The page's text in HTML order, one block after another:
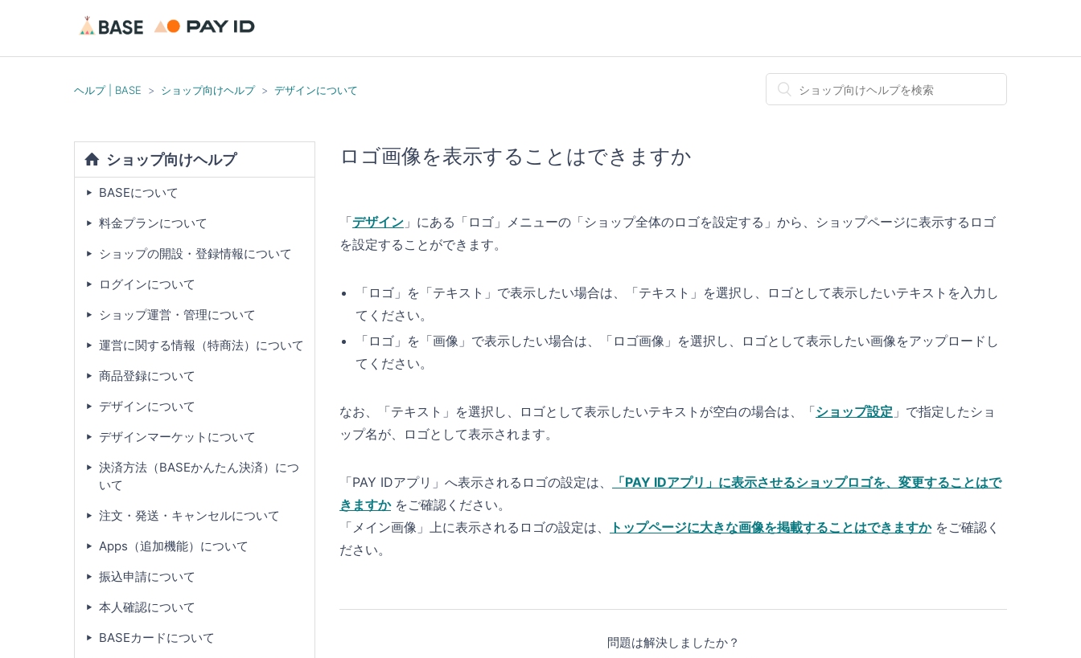
ヘルプ | BASE ショップ向けヘルプ デザインについて
ロゴ画像を表示することはできますか
「デザイン 」にある「ロゴ」メニューの「ショップ全体のロゴを設定する」から、ショップページに表示するロゴ
を設定することができます。
「ロゴ」を「テキスト」で表示したい場合は、「テキスト」を選択し、ロゴとして表示したいテキストを入力し
てください。
「ロゴ」を「画像」で表示したい場合は、「ロゴ画像」を選択し、ロゴとして表示したい画像をアップロードし
てください。
なお、「テキスト」を選択し、ロゴとして表示したいテキストが空白の場合は、「ショップ設定 」で指定したショ
ップ名が、ロゴとして表示されます。
「PAY IDアプリ」へ表示されるロゴの設定は、
「PAY IDアプリ」に表示させるショップロゴを、変更することはで
きますかをご確認ください。
「メイン画像」上に表示されるロゴの設定は、
トップページに大きな画像を掲載することはできますかをご確認く
ださい。
問題は解決しましたか？
ショップ向けヘルプ
BASEについて
料金プランについて
ショップの開設・登録情報について
ログインについて
ショップ運営・管理について
運営に関する情報（特商法）について
商品登録について
デザインについて
デザインマーケットについて
決済方法（BASEかんたん決済）につ
いて
注文・発送・キャンセルについて
Apps（追加機能）について
振込申請について
本人確認について
BASEカードについて